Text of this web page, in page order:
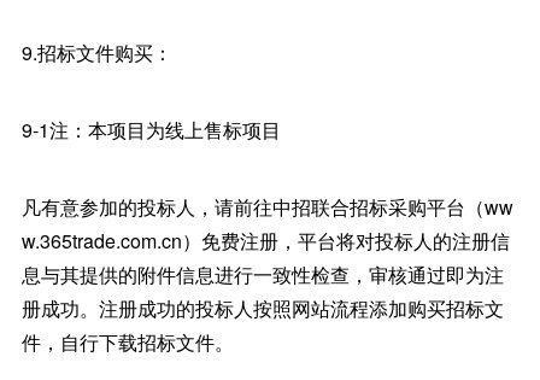
9.招标文件购买：
9-1注：本项目为线上售标项目
凡有意参加的投标人，请前往中招联合招标采购平台（ww
w.365trade.com.cn）免费注册，平台将对投标人的注册信
息与其提供的附件信息进行一致性检查，审核通过即为注
册成功。注册成功的投标人按照网站流程添加购买招标文
件，自行下载招标文件。